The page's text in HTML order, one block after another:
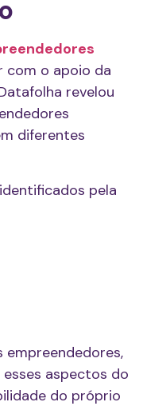
com o apoio da
revelou
diferentes
pela
empreendedores,
aspectos do
do próprio